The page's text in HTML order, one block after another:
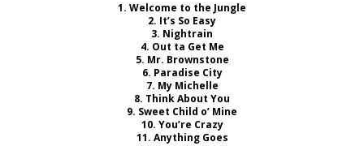
1. Welcome to the Jungle
2. It’s So Easy
3. Nightrain
4. Out ta Get Me
5. Mr. Brownstone
6. Paradise City
7. My Michelle
8. Think About You
9. Sweet Child o’ Mine
10. You’re Crazy
11. Anything Goes